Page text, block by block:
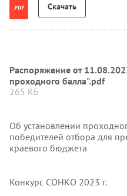
Скачать
Распоряжение от
проходного балла".pdf
265 КБ
Об установлении
победителей отбора для
краевого бюджета
Конкурс СОНКО 2023 г.